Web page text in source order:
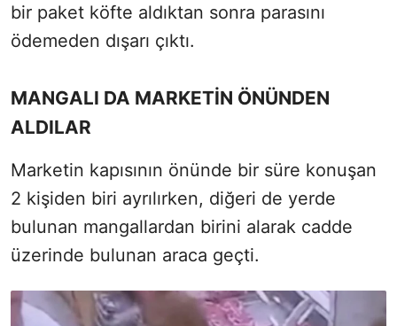
bir paket köfte aldıktan sonra parasını
ödemeden dışarı çıktı.
MANGALI DA MARKETİN ÖNÜNDEN
ALDILAR
Marketin kapısının önünde bir süre konuşan
2 kişiden biri ayrılırken, diğeri de yerde
bulunan mangallardan birini alarak cadde
üzerinde bulunan araca geçti.